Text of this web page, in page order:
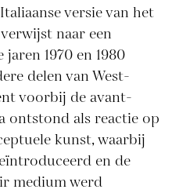
versie van het
naar een
1970 en 1980
delen van West-
voorbij de avant-
ontstond als reactie op
kunst, waarbij
en de
medium werd